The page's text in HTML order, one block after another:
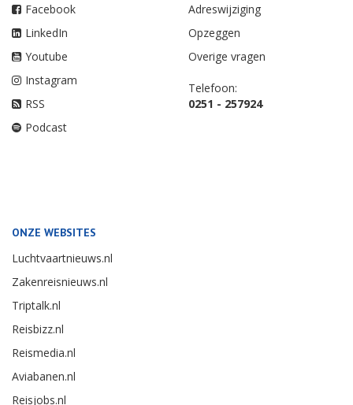
Facebook
LinkedIn
Youtube
Instagram
RSS
Podcast
Adreswijziging
Opzeggen
Overige vragen
Telefoon:
0251 - 257924
ONZE WEBSITES
Luchtvaartnieuws.nl
Zakenreisnieuws.nl
Triptalk.nl
Reisbizz.nl
Reismedia.nl
Aviabanen.nl
Reisjobs.nl